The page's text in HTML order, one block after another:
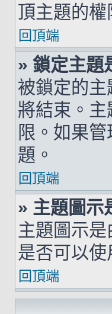
頂主題的權
回頂端
» 鎖定主題
被鎖定的
將結束。
限。如果
題。
回頂端
» 主題圖示
主題圖示
是否可以
回頂端